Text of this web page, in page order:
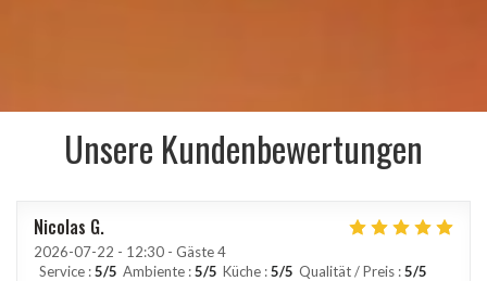
Unsere Kundenbewertungen
Nicolas G
2026-07-22 - 12:30 - Gäste 4
Service :5/5 Ambiente :5/5 Küche :5/5 Qualität / Preis :5/5